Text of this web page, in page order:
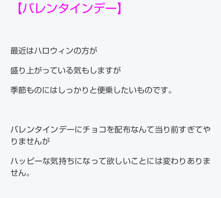
【バレンタインデー】
最近はハロウィンの方が
盛り上がっている気もしますが
季節ものにはしっかりと便乗したいものです。
バレンタインデーにチョコを配布なんて当り前すぎてや
りませんが
ハッピーな気持ちになって欲しいことには変わりありま
せん。